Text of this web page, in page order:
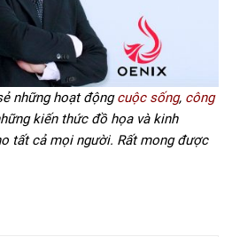
những hoạt độngcuộc sống, công
kiến thức đồ họa và kinh
tất cả mọi người. Rất mong được